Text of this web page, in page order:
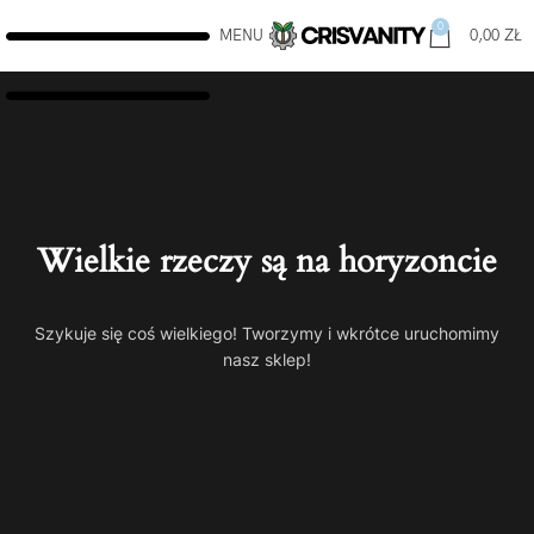
MENU 0 0,00 ZŁ
Wielkie rzeczy są na horyzoncie
Szykuje się coś wielkiego! Tworzymy i wkrótce uruchomimy
nasz sklep!